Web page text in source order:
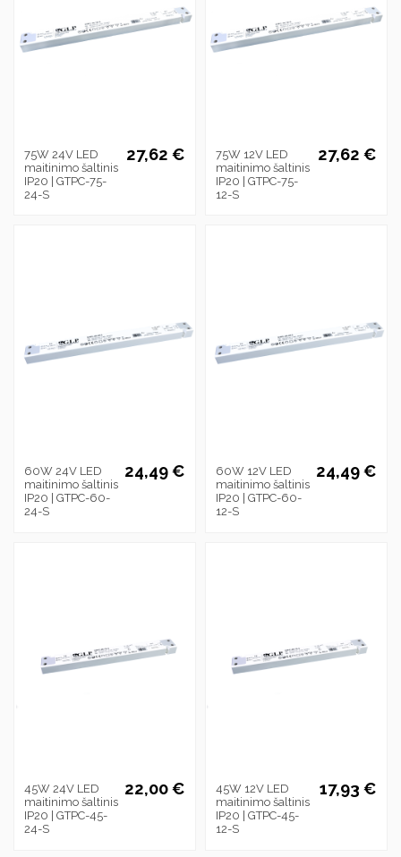
75W 24V LED
maitinimo šaltinis
IP20 | GTPC-75-
24-S
27,62 €
75W 12V LED
maitinimo šaltinis
IP20 | GTPC-75-
12-S
27,62 €
60W 24V LED
maitinimo šaltinis
IP20 | GTPC-60-
24-S
24,49 €
60W 12V LED
maitinimo šaltinis
IP20 | GTPC-60-
12-S
24,49 €
45W 24V LED
maitinimo šaltinis
IP20 | GTPC-45-
24-S
22,00 €
45W 12V LED
maitinimo šaltinis
IP20 | GTPC-45-
12-S
17,93 €